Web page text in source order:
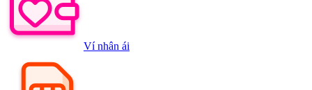
Ví nhân ái